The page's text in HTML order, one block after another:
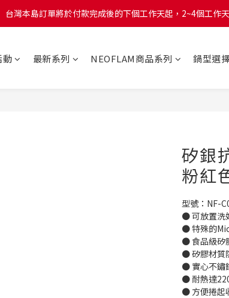
台灣本島訂單將於付款完成後的下個工作天起，2~4個工作
台灣本島訂單將於付款完成後的下個工作天起，2~4個工作
台灣本島訂單將於付款完成後的下個工作天起，2~4個工作天
動 最新系列 NEOFLAM商品系列 鍋型選
矽銀
粉紅
型號：NF-
● 可放置洗
● 特殊的
● 食品級矽
● 矽膠材質
● 實心不鏽
● 耐熱達
● 方便捲起